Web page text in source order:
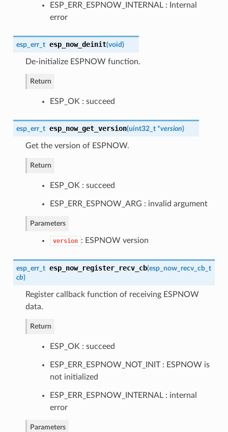
ESP_ERR_ESPNOW_INTERNAL : Internal
error
esp_err_t esp_now_deinit(void)
De-initialize ESPNOW function.
Return
ESP_OK : succeed
esp_err_t esp_now_get_version(uint32_t *version)
Get the version of ESPNOW.
Return
ESP_OK : succeed
ESP_ERR_ESPNOW_ARG : invalid argument
Parameters
version : ESPNOW version
esp_err_t esp_now_register_recv_cb(esp_now_recv_cb_t
cb)
Register callback function of receiving ESPNOW
data.
Return
ESP_OK : succeed
ESP_ERR_ESPNOW_NOT_INIT : ESPNOW is
not initialized
ESP_ERR_ESPNOW_INTERNAL : internal
error
Parameters